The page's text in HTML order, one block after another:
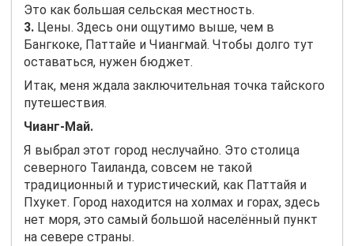
Это как большая сельская местность.
3. Цены. Здесь они ощутимо выше, чем в
Бангкоке, Паттайе и Чиангмай. Чтобы долго тут
оставаться, нужен бюджет.
Итак, меня ждала заключительная точка тайского
путешествия.
Чианг-Май.
Я выбрал этот город неслучайно. Это столица
северного Таиланда, совсем не такой
традиционный и туристический, как Паттайя и
Пхукет. Город находится на холмах и горах, здесь
нет моря, это самый большой населённый пункт
на севере страны.